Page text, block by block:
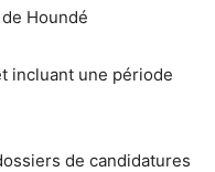
une période
de candidatures